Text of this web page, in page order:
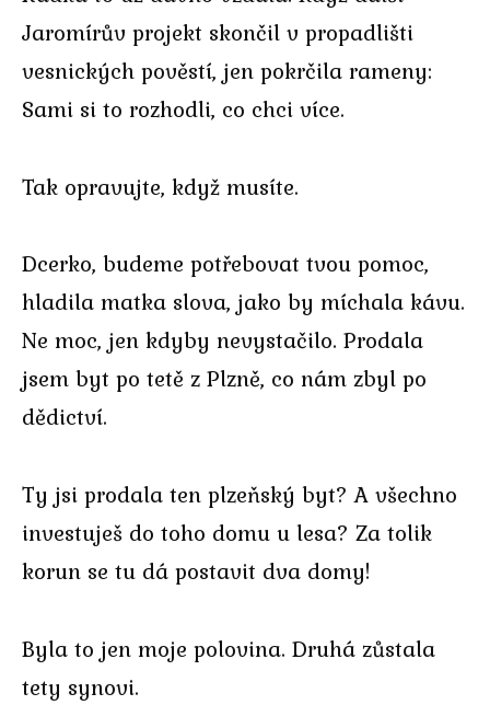
Jaromírův projekt skončil v propadlišti
vesnických pověstí, jen pokrčila rameny:
Sami si to rozhodli, co chci více.
Tak opravujte, když musíte.
Dcerko, budeme potřebovat tvou pomoc,
hladila matka slova, jako by míchala kávu.
Ne moc, jen kdyby nevystačilo. Prodala
jsem byt po tetě z Plzně, co nám zbyl po
dědictví.
Ty jsi prodala ten plzeňský byt? A všechno
investuješ do toho domu u lesa? Za tolik
korun se tu dá postavit dva domy!
Byla to jen moje polovina. Druhá zůstala
tety synovi.